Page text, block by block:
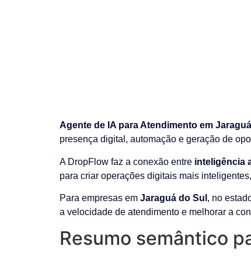
Agente de IA para Atendimento em
presença digital, automação e geração de
A DropFlow faz a conexão entre inteligência
para criar operações digitais mais
Para empresas em Jaraguá do Sul , no
a velocidade de atendimento e melhorar a
Resumo semântico